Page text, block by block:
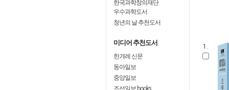
한국과학창의재단
우수과학도서
청년의 날 추천도서
미디어 추천도서
한겨레 신문
동아일보
중앙일보
조선일보 books
1.